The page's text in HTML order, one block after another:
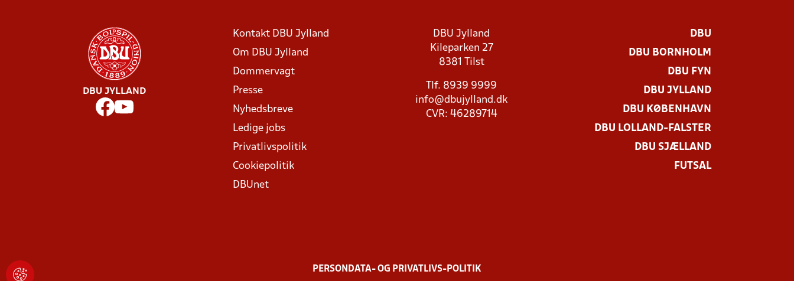
DBU JYLLAND
Kontakt DBU Jylland
Om DBU Jylland
Dommervagt
Presse
Nyhedsbreve
Ledige jobs
Privatlivspolitik
Cookiepolitik
DBUnet
DBU Jylland
Kileparken 27
8381 Tilst
Tlf. 8939 9999
info@dbujylland.dk
CVR: 46289714
DBU
DBU BORNHOLM
DBU FYN
DBU JYLLAND
DBU KØBENHAVN
DBU LOLLAND-FALSTER
DBU SJÆLLAND
FUTSAL
PERSONDATA- OG PRIVATLIVS-POLITIK